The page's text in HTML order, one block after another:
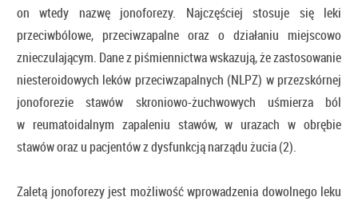
on wtedy nazwę jonoforezy. Najczęściej stosuje się leki
przeciwbólowe, przeciwzapalne oraz o działaniu miejscowo
znieczulającym. Dane z piśmiennictwa wskazują, że zastosowanie
niesteroidowych leków przeciwzapalnych (NLPZ) w przezskórnej
jonoforezie stawów skroniowo-żuchwowych uśmierza ból
w reumatoidalnym zapaleniu stawów, w urazach w obrębie
stawów oraz u pacjentów z dysfunkcją narządu żucia (2).
Zaletą jonoforezy jest możliwość wprowadzenia dowolnego leku